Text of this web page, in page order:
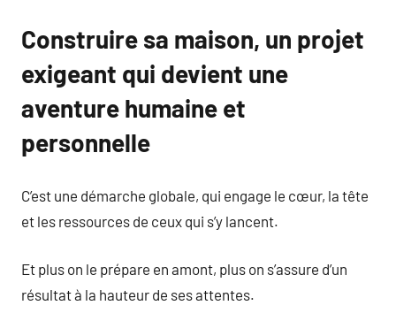
Construire sa maison, un projet
exigeant qui devient une
aventure humaine et
personnelle
C’est une démarche globale, qui engage le cœur, la tête
et les ressources de ceux qui s’y lancent.
Et plus on le prépare en amont, plus on s’assure d’un
résultat à la hauteur de ses attentes.